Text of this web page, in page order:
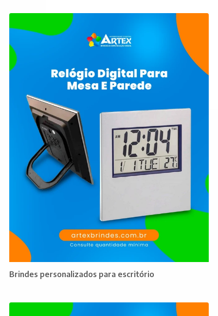
Brindes personalizados para escritório